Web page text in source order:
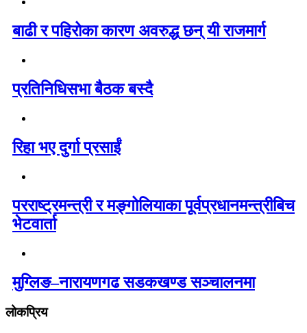
बाढी र पहिरोका कारण अवरुद्ध छन् यी राजमार्ग
प्रतिनिधिसभा बैठक बस्दै
रिहा भए दुर्गा प्रसाईं
परराष्ट्रमन्त्री र मङ्गोलियाका पूर्वप्रधानमन्त्रीबिच
भेटवार्ता
मुग्लिङ–नारायणगढ सडकखण्ड सञ्चालनमा
लोकप्रिय